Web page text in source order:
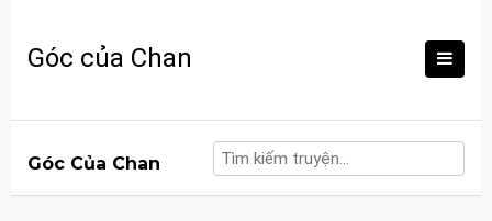
content
Góc của Chan
Góc Của Chan